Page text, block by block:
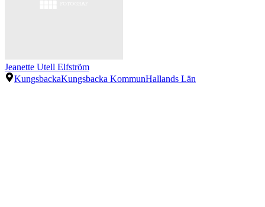
Jeanette Utell Elfström
KungsbackaKungsbacka KommunHallands Län